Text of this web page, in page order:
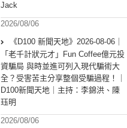
Jack
2026/08/06
《D100 新聞天地》2026-08-06｜
「老千計狀元才」Fun Coffee億元投
資騙局 與時並進可列入現代騙術大
全？受害苦主分享整個受騙過程！｜
D100新聞天地｜主持：李錦洪、陳
珏明
2026/08/06